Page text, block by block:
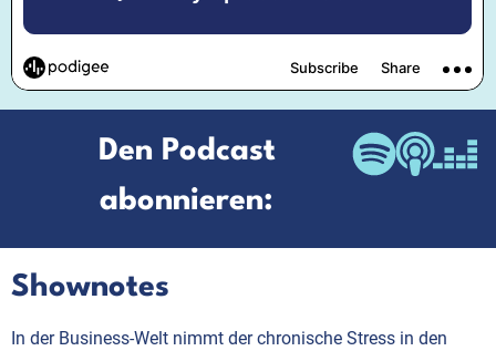
Den Podcast
abonnieren:
Shownotes
In der Business-Welt nimmt der chronische Stress in den